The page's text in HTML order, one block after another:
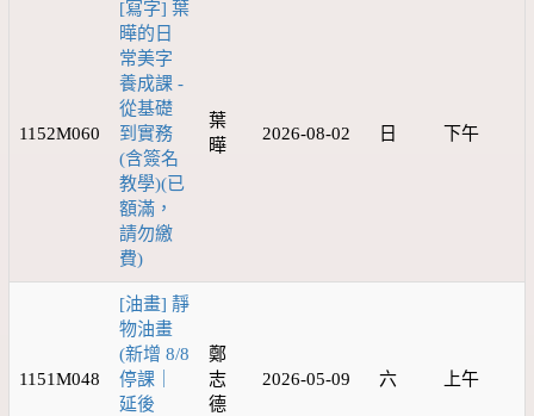
1152M060
[寫字] 葉
曄的日
常美字
養成課 -
從基礎
到實務
(含簽名
教學)(已
額滿，
請勿繳
費)
葉
曄
2026-08-02 日 下午
1151M048
[油畫] 靜
物油畫
(新增 8/8
停課｜
延後
鄭
志
德
2026-05-09 六 上午